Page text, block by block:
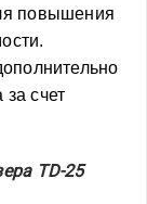
повышения
счет
TD-25